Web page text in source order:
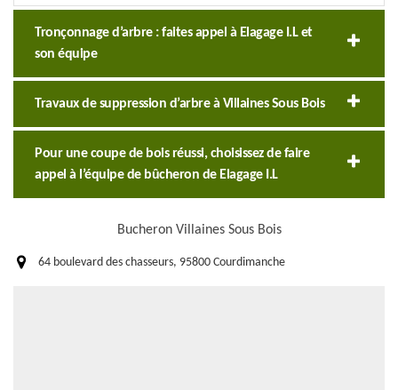
Tronçonnage d’arbre : faites appel à Elagage I.L et
son équipe
Travaux de suppression d’arbre à Villaines Sous Bois
Pour une coupe de bois réussi, choisissez de faire
appel à l’équipe de bûcheron de Elagage I.L
Bucheron Villaines Sous Bois
64 boulevard des chasseurs, 95800 Courdimanche